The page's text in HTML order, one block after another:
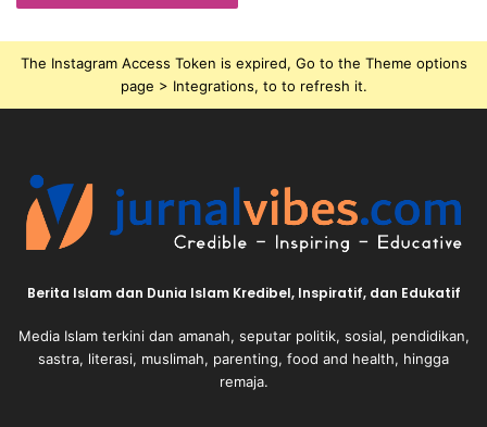
The Instagram Access Token is expired, Go to the Theme options
page > Integrations, to to refresh it.
Berita Islam dan Dunia Islam Kredibel, Inspiratif, dan Edukatif
Media Islam terkini dan amanah, seputar politik, sosial, pendidikan,
sastra, literasi, muslimah, parenting, food and health, hingga
remaja.